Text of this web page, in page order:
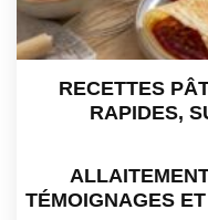
RECETTES
RAPIDES,
TÉMOIGNAGES